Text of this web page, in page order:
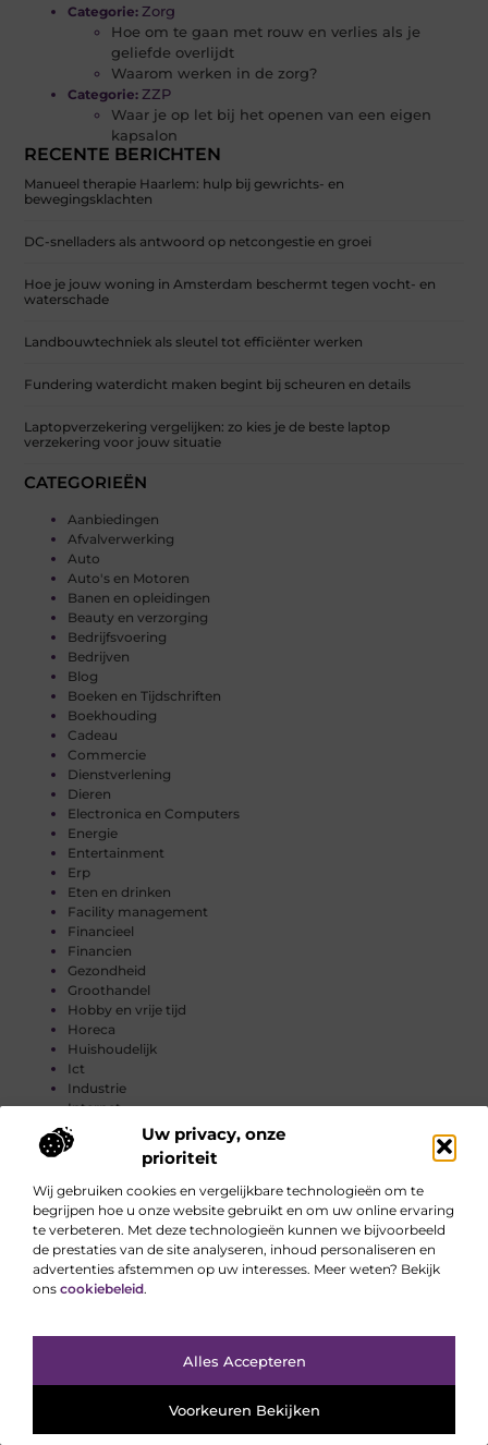
Uw privacy, onze
prioriteit
Wij gebruiken cookies en vergelijkbare technologieën om te
begrijpen hoe u onze website gebruikt en om uw online ervaring
te verbeteren. Met deze technologieën kunnen we bijvoorbeeld
de prestaties van de site analyseren, inhoud personaliseren en
advertenties afstemmen op uw interesses. Meer weten? Bekijk
ons cookiebeleid.
Alles Accepteren
Voorkeuren Bekijken
RECENTE BERICHTEN
Manueel therapie Haarlem: hulp bij gewrichts- en
bewegingsklachten
DC-snelladers als antwoord op netcongestie en groei
Hoe je jouw woning in Amsterdam beschermt tegen vocht- en
waterschade
Landbouwtechniek als sleutel tot efficiënter werken
Fundering waterdicht maken begint bij scheuren en details
Laptopverzekering vergelijken: zo kies je de beste laptop
verzekering voor jouw situatie
CATEGORIEËN
Aanbiedingen
Afvalverwerking
Auto
Auto's en Motoren
Banen en opleidingen
Beauty en verzorging
Bedrijfsvoering
Bedrijven
Blog
Boeken en Tijdschriften
Boekhouding
Cadeau
Commercie
Dienstverlening
Dieren
Electronica en Computers
Energie
Entertainment
Erp
Eten en drinken
Facility management
Financieel
Financien
Gezondheid
Groothandel
Hobby en vrije tijd
Horeca
Huishoudelijk
Ict
Industrie
Internet
Internet marketing
Kinderen
Management
Marketing
Meubels
Mode en Kleding
Muziek
Ondernemen
Onderwijs
Telefonie
Categorie: Zorg
Hoe om te gaan met rouw en verlies als je
geliefde overlijdt
Waarom werken in de zorg?
Categorie: ZZP
Waar je op let bij het openen van een eigen
kapsalon